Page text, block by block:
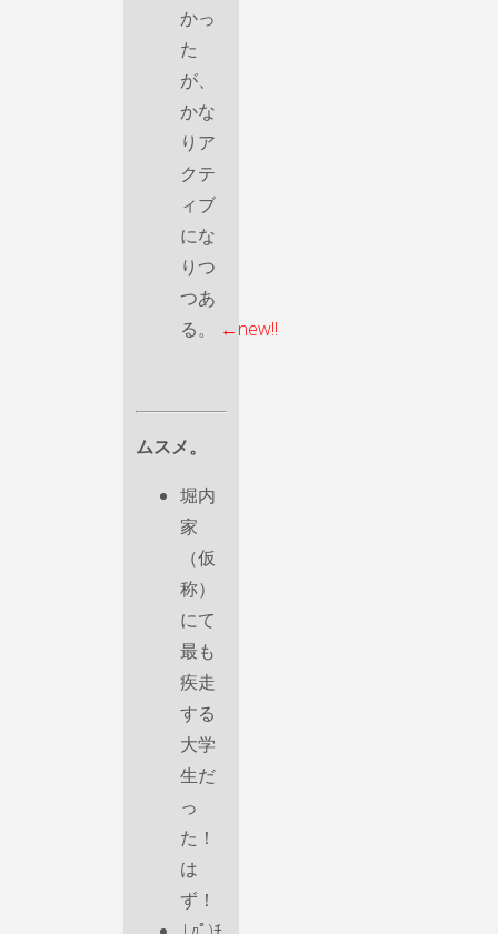
かっ
た
が、
かな
りア
クテ
ィブ
にな
りつ
つあ
る。
←new!!
ムスメ。
堀内
家
（仮
称）
にて
最も
疾走
する
大学
生だ
っ
た！
は
ず！